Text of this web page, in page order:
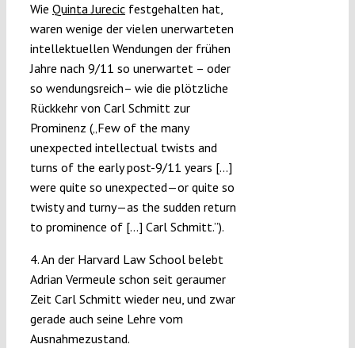
Wie Quinta Jurecicfestgehalten hat,
waren wenige der vielen unerwarteten
intellektuellen Wendungen der frühen
Jahre nach 9/11 so unerwartet – oder
so wendungsreich– wie die plötzliche
Rückkehr von Carl Schmitt zur
Prominenz („Few of the many
unexpected intellectual twists and
turns of the early post-9/11 years […]
were quite so unexpected—or quite so
twisty and turny—as the sudden return
to prominence of […] Carl Schmitt.”).
4. An der Harvard Law School belebt
Adrian Vermeule schon seit geraumer
Zeit Carl Schmitt wieder neu, und zwar
gerade auch seine Lehre vom
Ausnahmezustand.